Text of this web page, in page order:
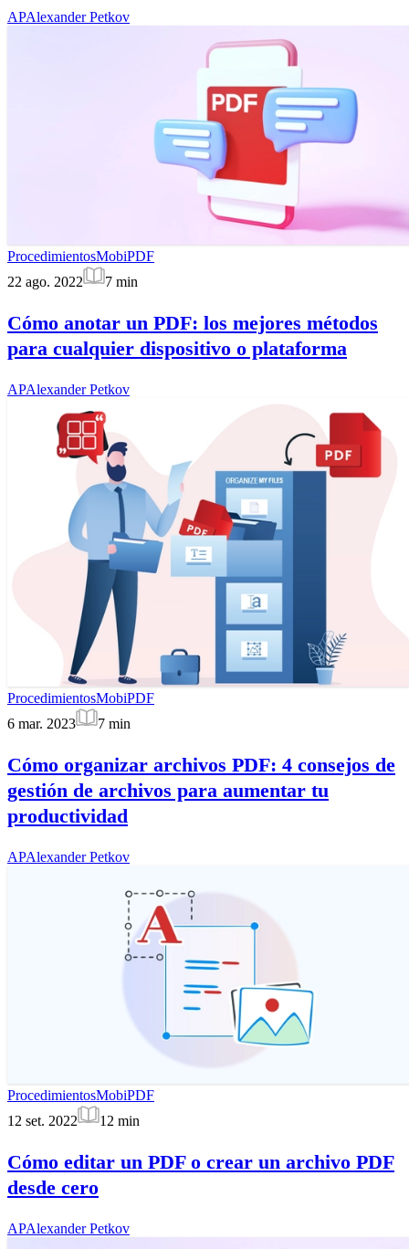
APAlexander Petkov
ProcedimientosMobiPDF
22 ago. 2022
7 min
Cómo anotar un PDF: los mejores métodos
para cualquier dispositivo o plataforma
APAlexander Petkov
ProcedimientosMobiPDF
6 mar. 2023
7 min
Cómo organizar archivos PDF: 4 consejos de
gestión de archivos para aumentar tu
productividad
APAlexander Petkov
ProcedimientosMobiPDF
12 set. 2022
12 min
Cómo editar un PDF o crear un archivo PDF
desde cero
APAlexander Petkov